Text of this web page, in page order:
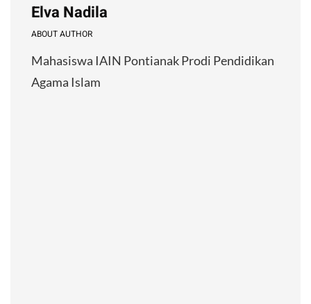
Elva Nadila
ABOUT AUTHOR
Mahasiswa IAIN Pontianak Prodi Pendidikan
Agama Islam